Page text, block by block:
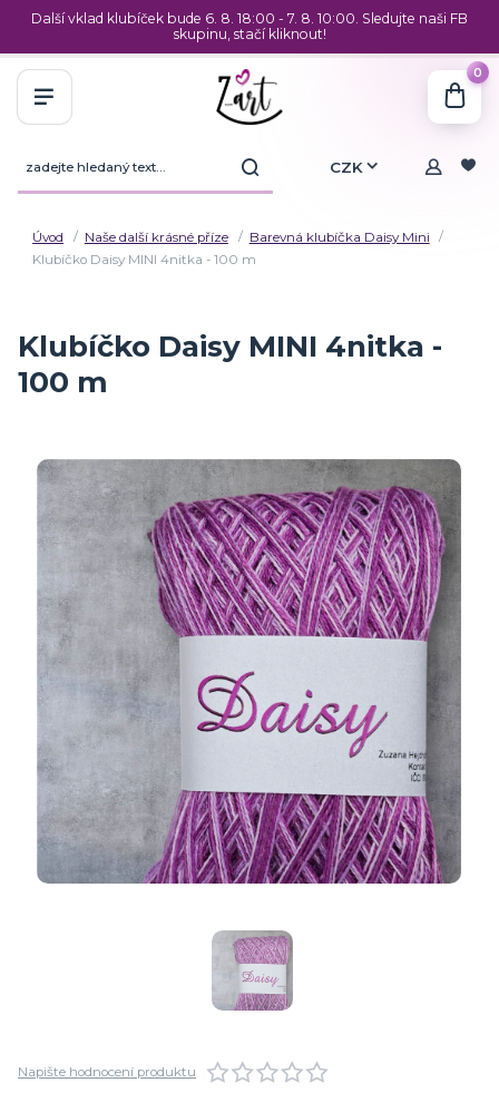
Další vklad klubíček bude 6. 8. 18:00 - 7. 8. 10:00. Sledujte naši FB
skupinu, stačí kliknout!
CZK
0
Úvod Naše další krásné příze
Barevná klubíčka Daisy Mini
Klubíčko Daisy MINI 4nitka - 100 m
Klubíčko Daisy MINI 4nitka -
100 m
Napište hodnocení produktu